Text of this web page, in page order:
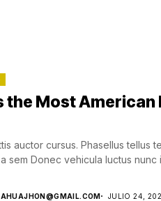
the Most American
auctor cursus. Phasellus tellus
sem Donec vehicula luctus nunc
JULIO 24,